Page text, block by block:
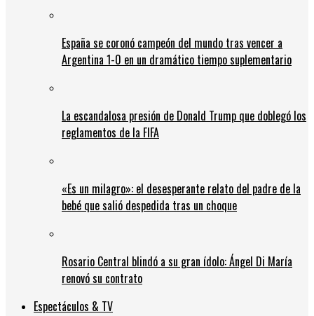
España se coronó campeón del mundo tras vencer a
Argentina 1-0 en un dramático tiempo suplementario
La escandalosa presión de Donald Trump que doblegó los
reglamentos de la FIFA
«Es un milagro»: el desesperante relato del padre de la
bebé que salió despedida tras un choque
Rosario Central blindó a su gran ídolo: Ángel Di María
renovó su contrato
Espectáculos & TV